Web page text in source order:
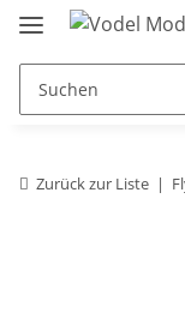
Zurück zur Liste